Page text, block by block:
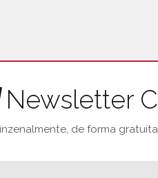
Newsletter
de forma